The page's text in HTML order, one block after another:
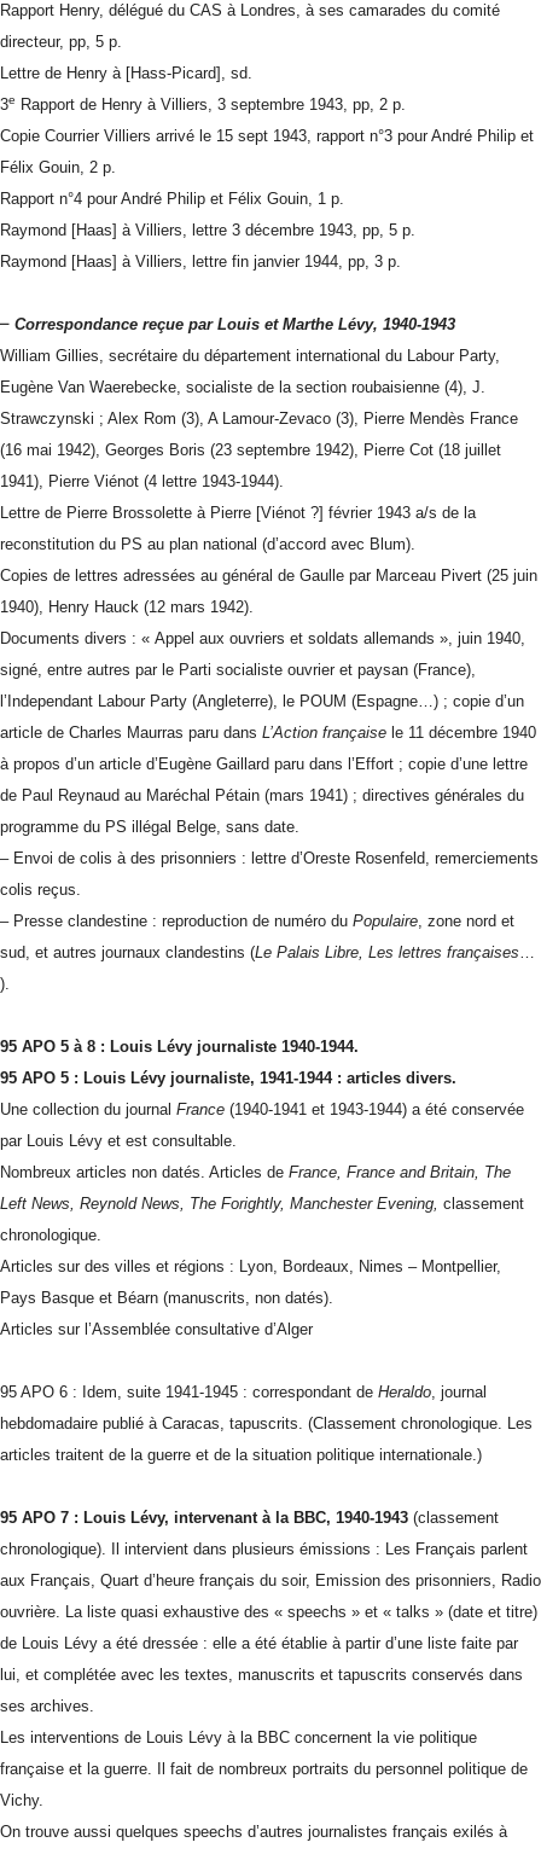
Rapport Henry, délégué du CAS à Londres, à ses camarades du comité
directeur, pp, 5 p.
Lettre de Henry à [Hass-Picard], sd.
3e
Rapport de Henry à Villiers, 3 septembre 1943, pp, 2 p.
Copie Courrier Villiers arrivé le 15 sept 1943, rapport n°3 pour André Philip et
Félix Gouin, 2 p.
Rapport n°4 pour André Philip et Félix Gouin, 1 p.
Raymond [Haas] à Villiers, lettre 3 décembre 1943, pp, 5 p.
Raymond [Haas] à Villiers, lettre fin janvier 1944, pp, 3 p.
– Correspondance reçue par Louis et Marthe Lévy, 1940-1943
William Gillies, secrétaire du département international du Labour Party,
Eugène Van Waerebecke, socialiste de la section roubaisienne (4), J.
Strawczynski ; Alex Rom (3), A Lamour-Zevaco (3), Pierre Mendès France
(16 mai 1942), Georges Boris (23 septembre 1942), Pierre Cot (18 juillet
1941), Pierre Viénot (4 lettre 1943-1944).
Lettre de Pierre Brossolette à Pierre [Viénot ?] février 1943 a/s de la
reconstitution du PS au plan national (d’accord avec Blum).
Copies de lettres adressées au général de Gaulle par Marceau Pivert (25 juin
1940), Henry Hauck (12 mars 1942).
Documents divers : « Appel aux ouvriers et soldats allemands », juin 1940,
signé, entre autres par le Parti socialiste ouvrier et paysan (France),
l’Independant Labour Party (Angleterre), le POUM (Espagne…) ; copie d’un
article de Charles Maurras paru dans L’Action française le 11 décembre 1940
à propos d’un article d’Eugène Gaillard paru dans l’Effort ; copie d’une lettre
de Paul Reynaud au Maréchal Pétain (mars 1941) ; directives générales du
programme du PS illégal Belge, sans date.
– Envoi de colis à des prisonniers : lettre d’Oreste Rosenfeld, remerciements
colis reçus.
– Presse clandestine : reproduction de numéro du Populaire, zone nord et
sud, et autres journaux clandestins (Le Palais Libre, Les lettres françaises…
).
95 APO 5 à 8 : Louis Lévy journaliste 1940-1944.
95 APO 5 : Louis Lévy journaliste, 1941-1944 : articles divers.
Une collection du journal France (1940-1941 et 1943-1944) a été conservée
par Louis Lévy et est consultable.
Nombreux articles non datés. Articles de France, France and Britain, The
Left News, Reynold News, The Forightly, Manchester Evening, classement
chronologique.
Articles sur des villes et régions : Lyon, Bordeaux, Nimes – Montpellier,
Pays Basque et Béarn (manuscrits, non datés).
Articles sur l’Assemblée consultative d’Alger
95 APO 6 : Idem, suite 1941-1945 : correspondant de Heraldo, journal
hebdomadaire publié à Caracas, tapuscrits. (Classement chronologique. Les
articles traitent de la guerre et de la situation politique internationale.)
95 APO 7 : Louis Lévy, intervenant à la BBC, 1940-1943 (classement
chronologique). Il intervient dans plusieurs émissions : Les Français parlent
aux Français, Quart d’heure français du soir, Emission des prisonniers, Radio
ouvrière. La liste quasi exhaustive des « speechs » et « talks » (date et titre)
de Louis Lévy a été dressée : elle a été établie à partir d’une liste faite par
lui, et complétée avec les textes, manuscrits et tapuscrits conservés dans
ses archives.
Les interventions de Louis Lévy à la BBC concernent la vie politique
française et la guerre. Il fait de nombreux portraits du personnel politique de
Vichy.
On trouve aussi quelques speechs d’autres journalistes français exilés à